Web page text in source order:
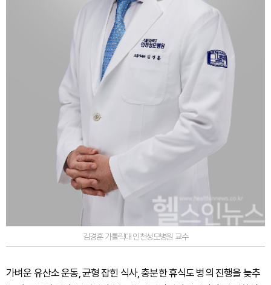
김경훈 가톨릭대 인천성모병원 교수
가벼운 유산소 운동, 균형 잡힌 식사, 충분한 휴식도 병의 진행을 늦추